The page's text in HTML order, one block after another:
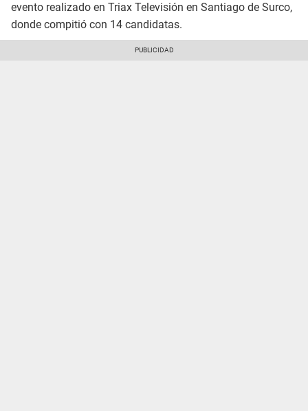
evento realizado en Triax Televisión en Santiago de Surco,
donde compitió con 14 candidatas.